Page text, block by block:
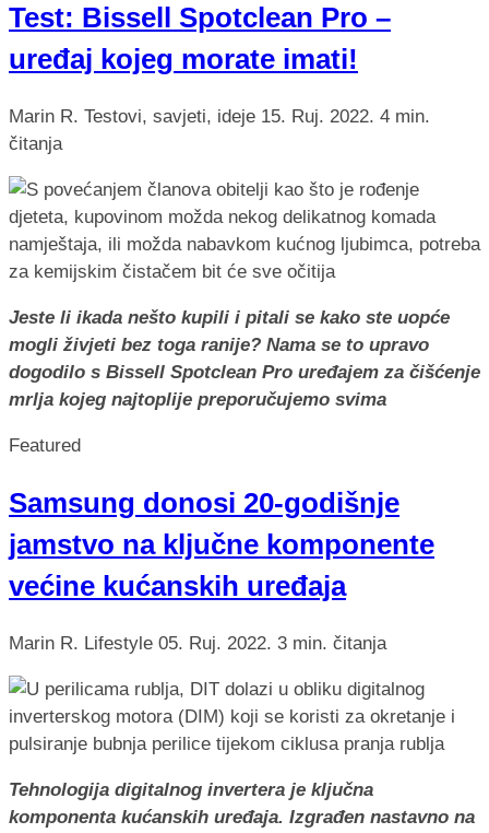
Test: Bissell Spotclean Pro –
uređaj kojeg morate imati!
Marin R. Testovi, savjeti, ideje 15. Ruj. 2022. 4 min.
čitanja
Jeste li ikada nešto kupili i pitali se kako ste uopće
mogli živjeti bez toga ranije? Nama se to upravo
dogodilo s Bissell Spotclean Pro uređajem za čišćenje
mrlja kojeg najtoplije preporučujemo svima
Featured
Samsung donosi 20-godišnje
jamstvo na ključne komponente
većine kućanskih uređaja
Marin R. Lifestyle 05. Ruj. 2022. 3 min. čitanja
Tehnologija digitalnog invertera je ključna
komponenta kućanskih uređaja. Izgrađen nastavno na